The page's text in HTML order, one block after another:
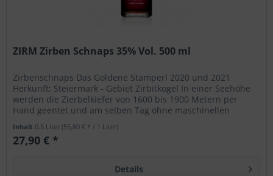
ZIRM Zirben Schnaps 35% Vol. 500 ml
Zirbenschnaps Das Goldene Stamperl 2020 und 2021
Herkunft: Steiermark - Gebiet Zirbitkogel In einer Seehöhe
werden die Zierbelkiefer von 1600 bis 1900 Metern per
Hand geentet und am selben Tag ohne maschinellen
Inhalt 0.5 Liter(55,80 € * / 1 Liter)
27,90 € *
Details